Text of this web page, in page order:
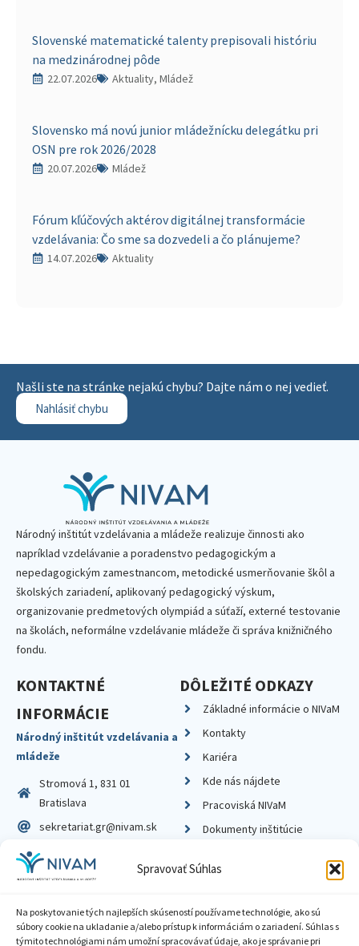
Spravovať Súhlas
Na poskytovanie tých najlepších skúseností používame technológie, ako sú
súbory cookie na ukladanie a/alebo prístup k informáciám o zariadení. Súhlas s
týmito technológiami nám umožní spracovávať údaje, ako je správanie pri
Slovenské matematické talenty prepisovali históriu
na medzinárodnej pôde
22.07.2026 Aktuality, Mládež
Slovensko má novú junior mládežnícku delegátku pri
OSN pre rok 2026/2028
20.07.2026 Mládež
Fórum kľúčových aktérov digitálnej transformácie
vzdelávania: Čo sme sa dozvedeli a čo plánujeme?
14.07.2026 Aktuality
Našli ste na stránke nejakú chybu? Dajte nám o nej vedieť.
Nahlásiť chybu
Národný inštitút vzdelávania a mládeže realizuje činnosti ako
napríklad vzdelávanie a poradenstvo pedagogickým a
nepedagogickým zamestnancom, metodické usmerňovanie škôl a
školských zariadení, aplikovaný pedagogický výskum,
organizovanie predmetových olympiád a súťaží, externé testovanie
na školách, neformálne vzdelávanie mládeže či správa knižničného
fondu.
KONTAKTNÉ
INFORMÁCIE
Národný inštitút vzdelávania a
mládeže
Stromová 1, 831 01
Bratislava
sekretariat.gr@nivam.sk
IČO: 00164348
DIČ: 2020798714
DÔLEŽITÉ ODKAZY
Základné informácie o NIVaM
Kontakty
Kariéra
Kde nás nájdete
Pracoviská NIVaM
Dokumenty inštitúcie